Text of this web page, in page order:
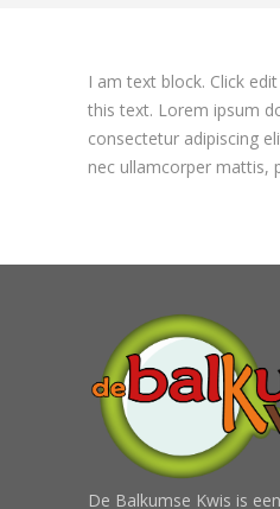
I am text block. Click
this text. Lorem ipsum
consectetur adipiscing
nec ullamcorper mattis,
De Balkumse Kwis is